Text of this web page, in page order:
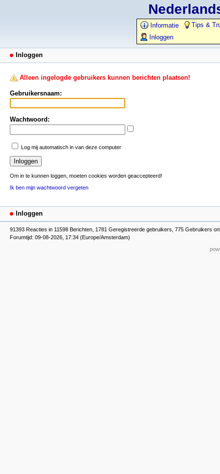
Informatie
Tips &
Inloggen
Inloggen
Alleen ingelogde gebruikers kunnen berichten plaatsen!
Gebruikersnaam:
Wachtwoord:
Log mij automatisch in van deze computer
Om in te kunnen loggen, moeten cookies worden geaccepteerd!
Ik ben mijn wachtwoord vergeten
Inloggen
91393 Reacties in 11598 Berichten, 1781 Geregistreerde gebruikers, 775 Gebruikers
Forumtijd: 09-08-2026, 17:34 (Europe/Amsterdam)